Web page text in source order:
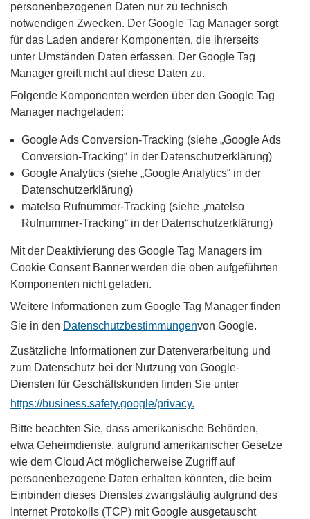
personenbezogenen Daten nur zu technisch
notwendigen Zwecken. Der Google Tag Manager sorgt
für das Laden anderer Komponenten, die ihrerseits
unter Umständen Daten erfassen. Der Google Tag
Manager greift nicht auf diese Daten zu.
Folgende Komponenten werden über den Google Tag
Manager nachgeladen:
Google Ads Conversion-Tracking (siehe „Google Ads
Conversion-Tracking“ in der Datenschutzerklärung)
Google Analytics (siehe „Google Analytics“ in der
Datenschutzerklärung)
matelso Rufnummer-Tracking (siehe „matelso
Rufnummer-Tracking“ in der Datenschutzerklärung)
Mit der Deaktivierung des Google Tag Managers im
Cookie Consent Banner werden die oben aufgeführten
Komponenten nicht geladen.
Weitere Informationen zum Google Tag Manager finden
Sie in den Datenschutzbestimmungenvon Google.
Zusätzliche Informationen zur Datenverarbeitung und
zum Datenschutz bei der Nutzung von Google-
Diensten für Geschäftskunden finden Sie unter
https://business.safety.google/privacy.
Bitte beachten Sie, dass amerikanische Behörden,
etwa Geheimdienste, aufgrund amerikanischer Gesetze
wie dem Cloud Act möglicherweise Zugriff auf
personenbezogene Daten erhalten könnten, die beim
Einbinden dieses Dienstes zwangsläufig aufgrund des
Internet Protokolls (TCP) mit Google ausgetauscht